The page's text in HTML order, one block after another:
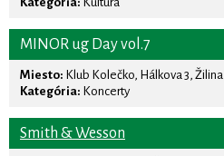
MINOR ug Day vol.7
Miesto: Klub Kolečko, Hálkova 3, Žilina
Kategória: Koncerty
Smith & Wesson